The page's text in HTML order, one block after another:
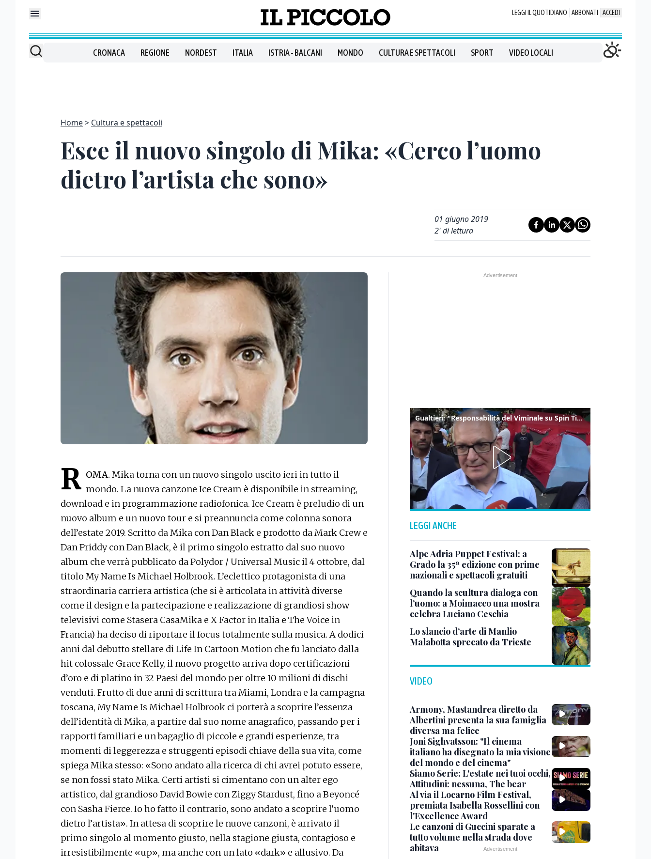
LEGGI IL QUOTIDIANO ABBONATI ACCEDI
CRONACA REGIONE NORDEST ITALIA ISTRIA - BALCANI MONDO CULTURA E SPETTACOLI SPORT VIDEO LOCALI
Home Cultura e spettacoli
Esce il nuovo singolo di Mika: «Cerco l’uomo
dietro l’artista che sono»
01 giugno 2019
2' di lettura
R OMA. Mika torna con un nuovo singolo uscito ieri in tutto il
mondo. La nuova canzone Ice Cream è disponibile in streaming,
download e in programmazione radiofonica. Ice Cream è preludio di un
nuovo album e un nuovo tour e si preannuncia come colonna sonora
dell’estate 2019. Scritto da Mika con Dan Black e prodotto da Mark Crew e
Dan Priddy con Dan Black, è il primo singolo estratto dal suo nuovo
album che verrà pubblicato da Polydor / Universal Music il 4 ottobre, dal
titolo My Name Is Michael Holbrook. L’eclettico protagonista di una
straordinaria carriera artistica (che si è articolata in attività diverse
come il design e la partecipazione e realizzazione di grandiosi show
televisivi come Stasera CasaMika e X Factor in Italia e The Voice in
Francia) ha deciso di riportare il focus totalmente sulla musica. A dodici
anni dal debutto stellare di Life In Cartoon Motion che fu lanciato dalla
hit colossale Grace Kelly, il nuovo progetto arriva dopo certificazioni
d’oro e di platino in 32 Paesi del mondo per oltre 10 milioni di dischi
venduti. Frutto di due anni di scrittura tra Miami, Londra e la campagna
toscana, My Name Is Michael Holbrook ci porterà a scoprire l’essenza
dell’identità di Mika, a partire dal suo nome anagrafico, passando per i
rapporti familiari e un bagaglio di piccole e grandi esperienze, tra
momenti di leggerezza e struggenti episodi chiave della sua vita, come
spiega Mika stesso: «Sono andato alla ricerca di chi avrei potuto essere,
se non fossi stato Mika. Certi artisti si cimentano con un alter ego
artistico, dal grandioso David Bowie con Ziggy Stardust, fino a Beyoncé
con Sasha Fierce. Io ho fatto il contrario, sono andato a scoprire l’uomo
dietro l’artista». In attesa di scoprire le nuove canzoni, è arrivato il
primo singolo al momento giusto, nella stagione giusta, contagioso e
irresistibilmente «up», ma anche con un lato «dark» e allusivo. Da
Gualtieri: "Responsabilità del Viminale su Spin Time? La posizione dei partiti è nota"
LEGGI ANCHE
Alpe Adria Puppet Festival: a
Grado la 35ª edizione con prime
nazionali e spettacoli gratuiti
Quando la scultura dialoga con
l’uomo: a Moimacco una mostra
celebra Luciano Ceschia
Lo slancio d’arte di Manlio
Malabotta sprecato da Trieste
VIDEO
Armony, Mastandrea diretto da
Albertini presenta la sua famiglia
diversa ma felice
Joni Sighvatsson: "Il cinema
italiano ha disegnato la mia visione
del mondo e del cinema"
Siamo Serie: L'estate nei tuoi occhi,
Attitudini: nessuna, The bear
Al via il Locarno Film Festival,
premiata Isabella Rossellini con
l'Excellence Award
Le canzoni di Guccini sparate a
tutto volume nella strada dove
abitava